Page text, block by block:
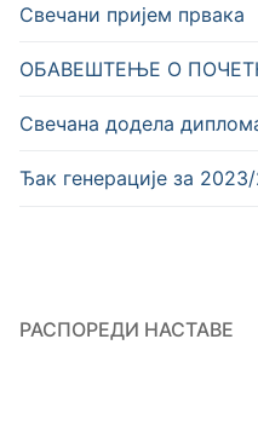
Свечани пријем првака
OБАВЕШТЕЊЕ О
Свечана додела
Ђак генерације за
РАСПОРЕДИ НАСТАВЕ